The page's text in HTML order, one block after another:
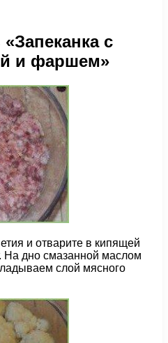
с
и фаршем»
и отварите в кипящей
На дно смазанной маслом
слой мясного